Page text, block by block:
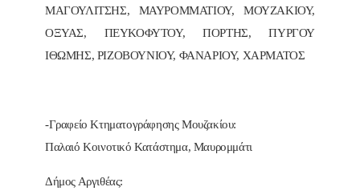
ΜΑΓΟΥΛΙΤΣΗΣ, ΜΑΥΡΟΜΜΑΤΙΟΥ, ΜΟΥΖΑΚΙΟΥ,
ΟΞΥΑΣ, ΠΕΥΚΟΦΥΤΟΥ, ΠΟΡΤΗΣ, ΠΥΡΓΟΥ
ΙΘΩΜΗΣ, ΡΙΖΟΒΟΥΝΙΟΥ, ΦΑΝΑΡΙΟΥ, ΧΑΡΜΑΤΟΣ
-Γραφείο Κτηματογράφησης Μουζακίου:
Παλαιό Κοινοτικό Κατάστημα, Μαυρομμάτι
Δήμος Αργιθέας: